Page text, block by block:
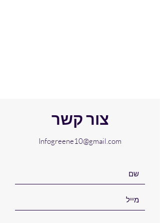
צור קשר
Infogreene10@gmail.com